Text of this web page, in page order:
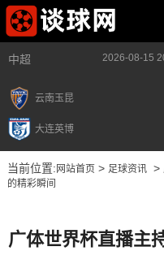
中超 2026-08-15
云南玉昆
大连英博
当前位置: 网站首页> 足球资讯>
的精彩瞬间
广体世界杯直播主